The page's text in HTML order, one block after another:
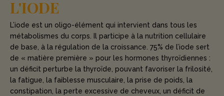
L'IODE
L’iode est un oligo-élément qui intervient dans tous les
métabolismes du corps. Il participe à la nutrition cellulaire
de base, à la régulation de la croissance. 75% de l’iode sert
de « matière première » pour les hormones thyroïdiennes :
un déficit perturbe la thyroïde, pouvant favoriser la frilosité,
la fatigue, la faiblesse musculaire, la prise de poids, la
constipation, la perte excessive de cheveux, un déficit de